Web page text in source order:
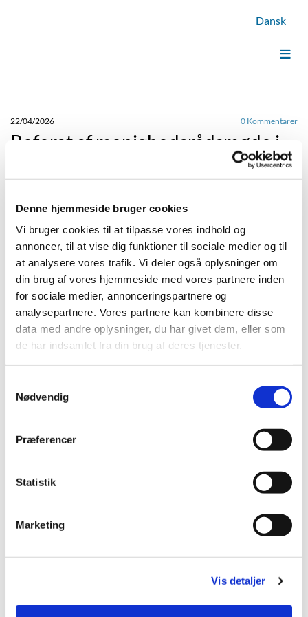
Denne hjemmeside bruger cookies
Vi bruger cookies til at tilpasse vores indhold og
annoncer, til at vise dig funktioner til sociale medier og til
at analysere vores trafik. Vi deler også oplysninger om
din brug af vores hjemmeside med vores partnere inden
for sociale medier, annonceringspartnere og
analysepartnere. Vores partnere kan kombinere disse
data med andre oplysninger, du har givet dem, eller som
de har indsamlet fra din brug af deres tjenester.
Nødvendig
Præferencer
Statistik
Marketing
Vis detaljer
Dansk
22/04/2026 0 Kommentarer
​Referat af menighedsrådsmøde i
#Referater - Skelund Menighedsråd
Udgivet onsdag d. 22. april 2026 kl. 14:29
​Referat af menighedsrådsmøde i Skelund sogn d. 3.3.2026
Her kan du læse referat af menighedsrådsmøde i
Skelund sogn d. 3.3.2026. Åbn referatet ved at klikke
på
linket